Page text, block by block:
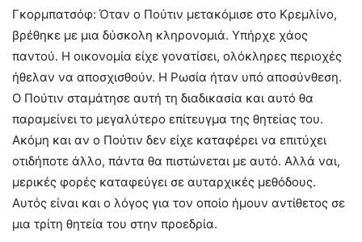
Γκορμπατσόφ: Όταν ο Πούτιν μετακόμισε στο Κρεμλίνο,
βρέθηκε με μια δύσκολη κληρονομιά. Υπήρχε χάος
παντού. Η οικονομία είχε γονατίσει, ολόκληρες περιοχές
ήθελαν να αποσχισθούν. Η Ρωσία ήταν υπό αποσύνθεση.
Ο Πούτιν σταμάτησε αυτή τη διαδικασία και αυτό θα
παραμείνει το μεγαλύτερο επίτευγμα της θητείας του.
Ακόμη και αν ο Πούτιν δεν είχε καταφέρει να επιτύχει
οτιδήποτε άλλο, πάντα θα πιστώνεται με αυτό. Αλλά ναι,
μερικές φορές καταφεύγει σε αυταρχικές μεθόδους.
Αυτός είναι και ο λόγος για τον οποίο ήμουν αντίθετος σε
μια τρίτη θητεία του στην προεδρία.